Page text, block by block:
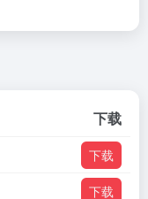
下载
下载
下载